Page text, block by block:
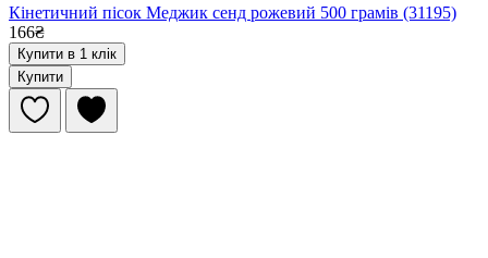
Кінетичний пісок Меджик сенд рожевий 500 грамів (31195)
166₴
Купити в 1 клік
Купити